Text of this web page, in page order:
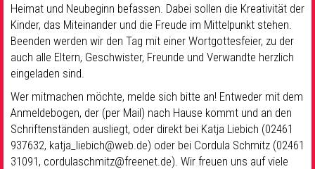
Heimat und Neubeginn befassen. Dabei sollen die Kreativität der
Kinder, das Miteinander und die Freude im Mittelpunkt stehen.
Beenden werden wir den Tag mit einer Wortgottesfeier, zu der
auch alle Eltern, Geschwister, Freunde und Verwandte herzlich
eingeladen sind.
Wer mitmachen möchte, melde sich bitte an! Entweder mit dem
Anmeldebogen, der (per Mail) nach Hause kommt und an den
Schriftenständen ausliegt, oder direkt bei Katja Liebich (02461
937632, katja_liebich@web.de) oder bei Cordula Schmitz (02461
31091, cordulaschmitz@freenet.de). Wir freuen uns auf viele